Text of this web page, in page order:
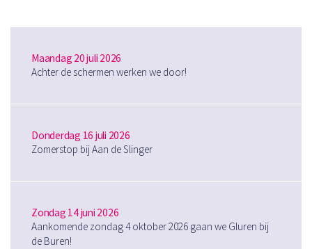
Maandag 20 juli 2026
Achter de schermen werken we door!
Donderdag 16 juli 2026
Zomerstop bij Aan de Slinger
Zondag 14 juni 2026
Aankomende zondag 4 oktober 2026 gaan we Gluren bij
de Buren!